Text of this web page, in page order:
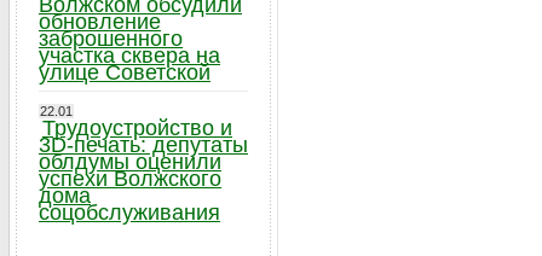
Волжском обсудили
обновление
заброшенного
участка сквера на
улице Советской
22.01
Трудоустройство и
3D-печать: депутаты
облдумы оценили
успехи Волжского
дома
соцобслуживания